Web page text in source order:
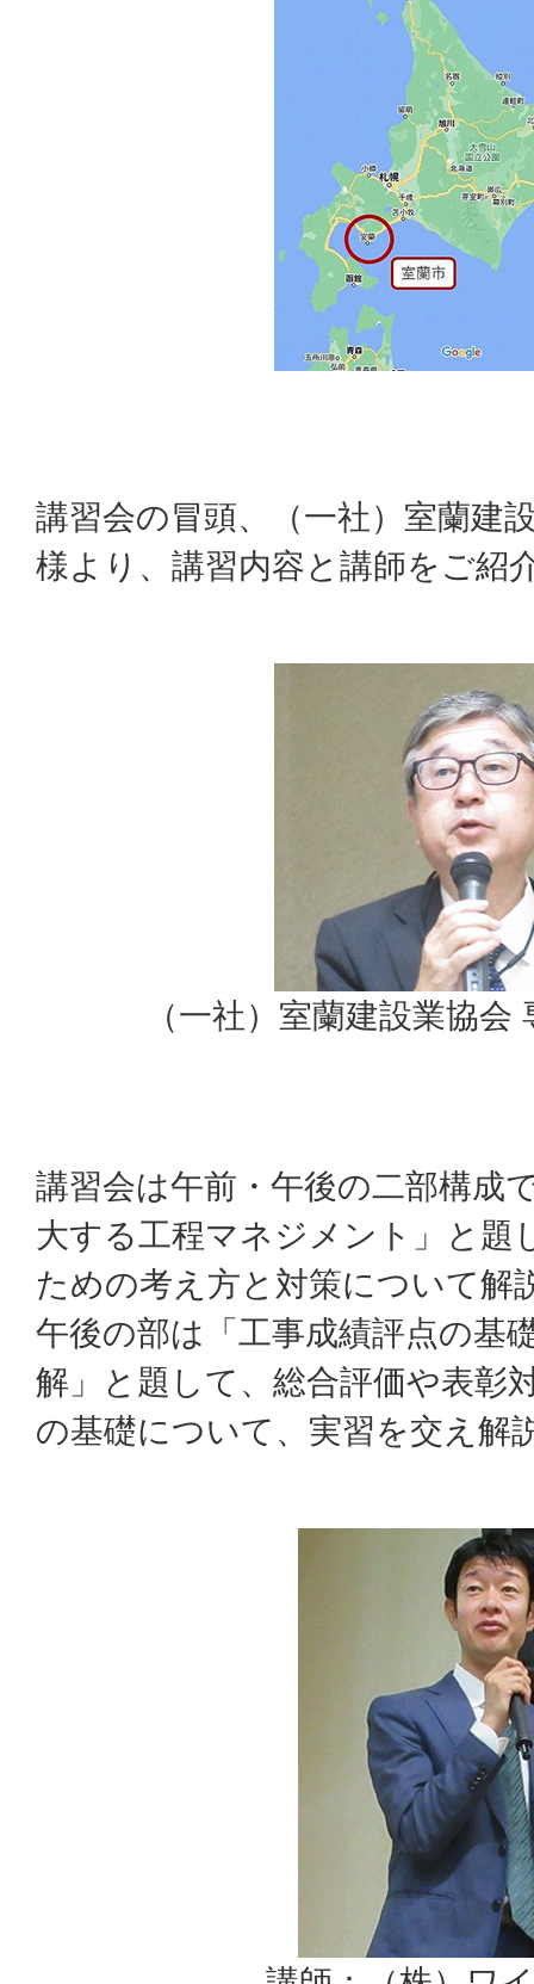
講習会の冒頭、（一社）室蘭建
様より、講習内容と講師をご紹
（一社）室蘭建設業協
講習会は午前・午後の二部構成
大する工程マネジメント」と題
ための考え方と対策について解
午後の部は「工事成績評点の基
解」と題して、総合評価や表彰
の基礎について、実習を交え解